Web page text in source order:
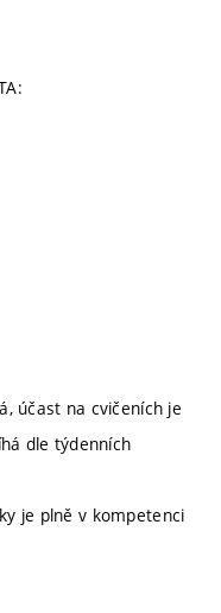
účast na cvičeních je
dle týdenních
je plně v kompetenci